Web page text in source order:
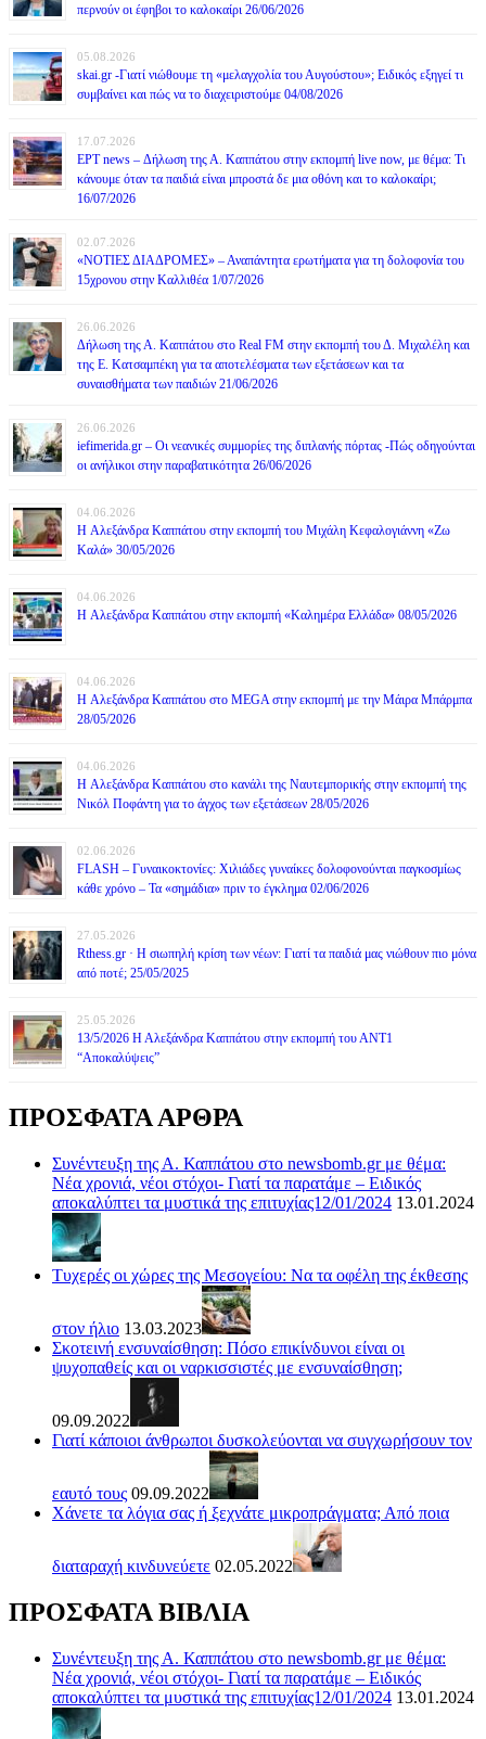
περνούν οι έφηβοι το καλοκαίρι 26/06/2026
05.08.2026
skai.gr -Γιατί νιώθουμε τη «μελαγχολία του Αυγούστου»; Ειδικός εξηγεί τι
συμβαίνει και πώς να το διαχειριστούμε 04/08/2026
17.07.2026
ΕΡΤ news – Δήλωση της Α. Καππάτου στην εκπομπή live now, με θέμα: Τι
κάνουμε όταν τα παιδιά είναι μπροστά δε μια οθόνη και το καλοκαίρι;
16/07/2026
02.07.2026
«ΝΟΤΙΕΣ ΔΙΑΔΡΟΜΕΣ» – Αναπάντητα ερωτήματα για τη δολοφονία του
15χρονου στην Καλλιθέα 1/07/2026
26.06.2026
Δήλωση της Α. Καππάτου στο Real FM στην εκπομπή του Δ. Μιχαλέλη και
της Ε. Κατσαμπέκη για τα αποτελέσματα των εξετάσεων και τα
συναισθήματα των παιδιών 21/06/2026
26.06.2026
iefimerida.gr – Οι νεανικές συμμορίες της διπλανής πόρτας -Πώς οδηγούνται
οι ανήλικοι στην παραβατικότητα 26/06/2026
04.06.2026
H Αλεξάνδρα Καππάτου στην εκπομπή του Μιχάλη Κεφαλογιάννη «Ζω
Καλά» 30/05/2026
04.06.2026
H Αλεξάνδρα Καππάτου στην εκπομπή «Καλημέρα Ελλάδα» 08/05/2026
04.06.2026
H Αλεξάνδρα Καππάτου στο MEGA στην εκπομπή με την Μάιρα Mπάρμπα
28/05/2026
04.06.2026
H Αλεξάνδρα Καππάτου στο κανάλι της Ναυτεμπορικής στην εκπομπή της
Νικόλ Ποφάντη για το άγχος των εξετάσεων 28/05/2026
02.06.2026
FLASH – Γυναικοκτονίες: Χιλιάδες γυναίκες δολοφονούνται παγκοσμίως
κάθε χρόνο – Τα «σημάδια» πριν το έγκλημα 02/06/2026
27.05.2026
Rthess.gr · Η σιωπηλή κρίση των νέων: Γιατί τα παιδιά μας νιώθουν πιο μόνα
από ποτέ; 25/05/2025
25.05.2026
13/5/2026 Η Αλεξάνδρα Καππάτου στην εκπομπή του ΑΝΤ1
“Αποκαλύψεις”
ΠΡΟΣΦΑΤΑ ΑΡΘΡΑ
Συνέντευξη της Α. Καππάτου στο newsbomb.gr με θέμα:
Νέα χρονιά, νέοι στόχοι- Γιατί τα παρατάμε – Ειδικός
αποκαλύπτει τα μυστικά της επιτυχίας12/01/2024 13.01.2024
Τυχερές οι χώρες της Μεσογείου: Να τα οφέλη της έκθεσης
στον ήλιο 13.03.2023
Σκοτεινή ενσυναίσθηση: Πόσο επικίνδυνοι είναι οι
ψυχοπαθείς και οι ναρκισσιστές με ενσυναίσθηση;
09.09.2022
Γιατί κάποιοι άνθρωποι δυσκολεύονται να συγχωρήσουν τον
εαυτό τους 09.09.2022
Χάνετε τα λόγια σας ή ξεχνάτε μικροπράγματα; Από ποια
διαταραχή κινδυνεύετε 02.05.2022
ΠΡΟΣΦΑΤΑ ΒΙΒΛΙΑ
Συνέντευξη της Α. Καππάτου στο newsbomb.gr με θέμα:
Νέα χρονιά, νέοι στόχοι- Γιατί τα παρατάμε – Ειδικός
αποκαλύπτει τα μυστικά της επιτυχίας12/01/2024 13.01.2024